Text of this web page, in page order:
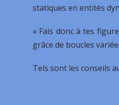
statiques en entités
« Fais donc à tes
grâce de boucles
Tels sont les conseils